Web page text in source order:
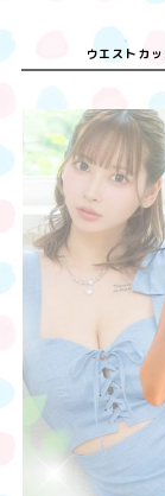
ウエストカ